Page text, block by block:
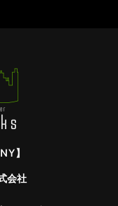
】
会社